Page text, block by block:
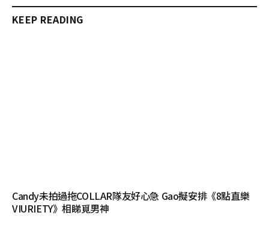
KEEP READING
Candy未拍過拖COLLAR隊友好心急 Gao擬安排《8點直樂
VIURIETY》相睇覓男神